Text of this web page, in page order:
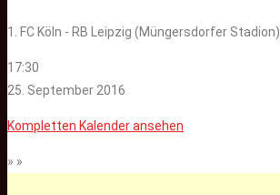
1. FC Köln - RB Leipzig (Müngersdorfer Stadion)
17:30
25. September 2016
Kompletten Kalender ansehen
» »